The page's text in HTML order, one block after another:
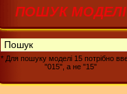
ПОШУК МОДЕЛІ
* Для пошуку моделі 15 потрібно
"015", а не "15"